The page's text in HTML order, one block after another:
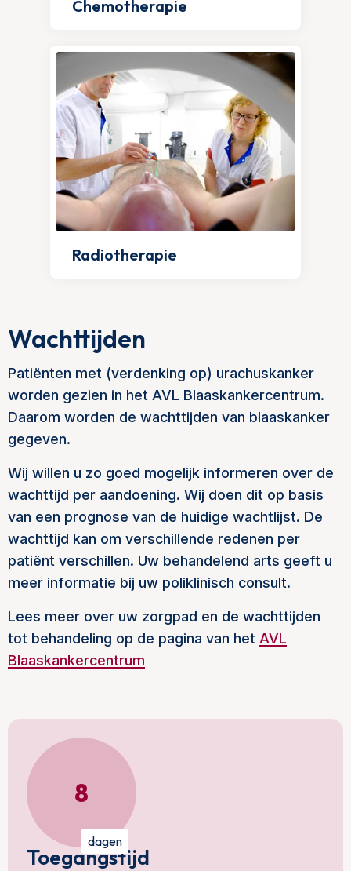
Chemotherapie
Radiotherapie
Wachttijden
Patiënten met (verdenking op) urachuskanker
worden gezien in het AVL Blaaskankercentrum.
Daarom worden de wachttijden van blaaskanker
gegeven.
Wij willen u zo goed mogelijk informeren over de
wachttijd per aandoening. Wij doen dit op basis
van een prognose van de huidige wachtlijst. De
wachttijd kan om verschillende redenen per
patiënt verschillen. Uw behandelend arts geeft u
meer informatie bij uw poliklinisch consult.
Lees meer over uw zorgpad en de wachttijden
tot behandeling op de pagina van het AVL
Blaaskankercentrum
8
dagen
Toegangstijd